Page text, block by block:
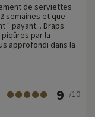
de serviettes
semaines et que
" payant... Draps
par la
approfondi dans la
9 /10